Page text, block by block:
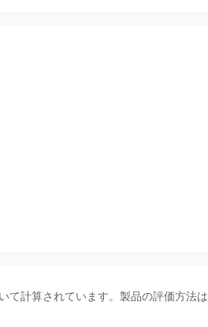
て計算されています。製品の評価方法は